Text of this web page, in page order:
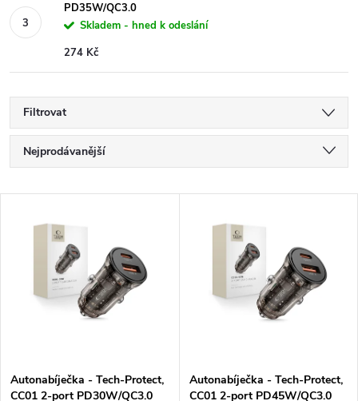
PD35W/QC3.0
Skladem - hned k odeslání
274 Kč
Filtrovat
Ř
a
Nejprodávanější
Abecedně
s
Autonabíječka - Tech-Protect,
CC01 2-port PD30W/QC3.0
Autonabíječka - Tech-Protect,
CC01 2-port PD45W/QC3.0